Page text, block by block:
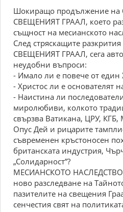
Шокиращо продължение на
СВЕЩЕНИЯТ ГРААЛ, което
същност на месианското
След стряскащите
СВЕЩЕНИЯТ ГРААЛ, сега
неудобни въпроси:
- Имало ли е повече от един
- Христос ли е основателят
- Наистина ли
миролюбиви, колкото
свързва Ватикана, ЦРУ,
Опус Дей и рицарите
съвременен кръстоносен
британската индустрия,
„Солидарност”?
МЕСИАНСКОТО НАСЛЕДСТВО
ново разследване на
пазителите на свещения
сенчестия свят на